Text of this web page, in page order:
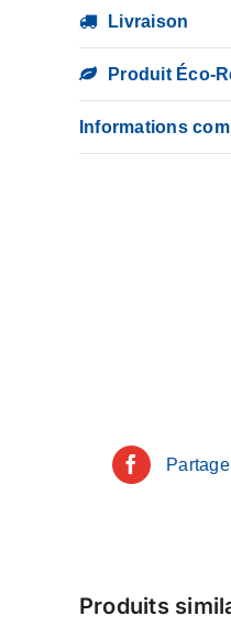
Livraison
Produit Éco-
Informations
Produits